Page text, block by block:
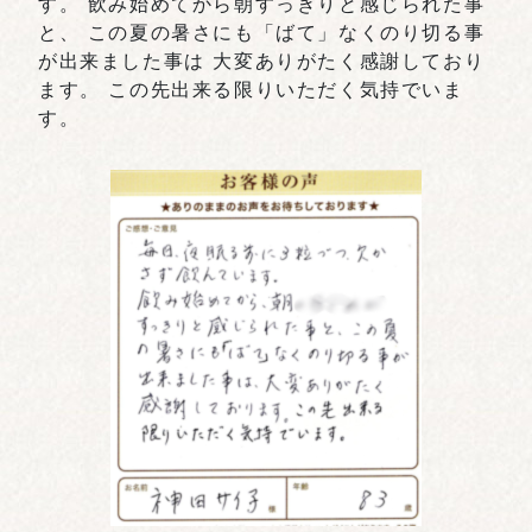
と、 この夏の暑さにも「ばて」なくのり切る事
が出来ました事は 大変ありがたく感謝しており
ます。 この先出来る限りいただく気持でいま
す。